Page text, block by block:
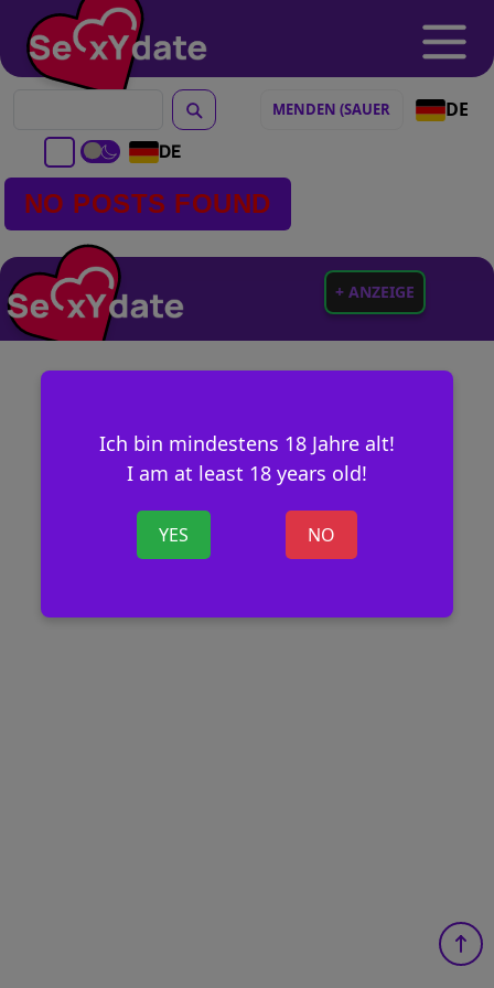
DE
DE
Ich bin mindestens 18 Jahre alt!
I am at least 18 years old!
YES NO
NO POSTS FOUND
+ ANZEIGE